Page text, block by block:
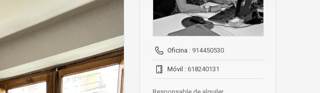
Oficina : 914450530
Móvil : 618240131